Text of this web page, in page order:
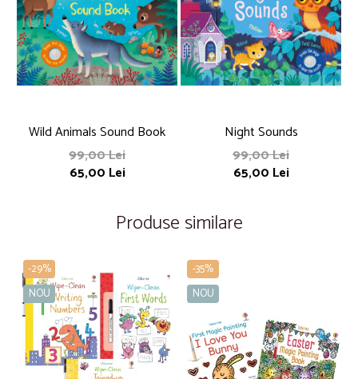
Wild Animals Sound Book
99,00 Lei
65,00 Lei
Night Sounds
99,00 Lei
65,00 Lei
Produse similare
-29%
NOU
-35%
NOU